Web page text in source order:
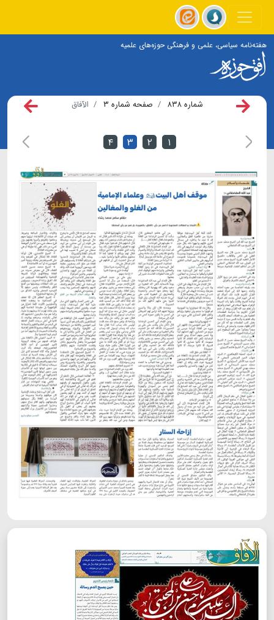
هفته‌نامه سیاسی، علمی و فرهنگی حوزه‌های علمیه
شماره ۸۳۸ صفحه شماره ۳ الآفاق
۱ ۲ ۳ ۴